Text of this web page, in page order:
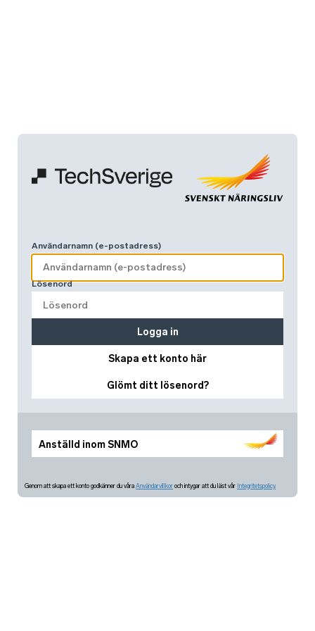
Anställd inom SNMO
Användarnamn (e-postadress)
Lösenord
Skapa ett konto här
Glömt ditt lösenord?
Logga in
Genom att skapa ett konto godkänner du våra Användarvillkor och intygar att du läst vår Integritetspolicy.